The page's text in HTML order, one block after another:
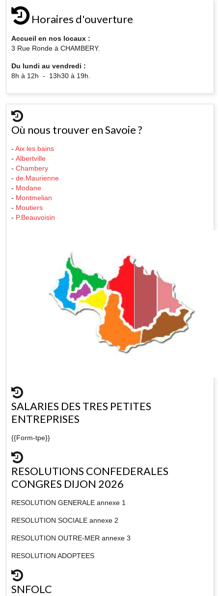
Horaires d'ouverture
Accueil en nos locaux :
3 Rue Ronde à CHAMBERY.
Du lundi au vendredi :
8h à 12h - 13h30 à 19h.
Où nous trouver en Savoie ?
- Aix les bains
- Albertville
- Chambery
- de.Maurienne
- Modane
- Montmelian
- Moutiers
- P.Beauvoisin
SALARIES DES TRES PETITES
ENTREPRISES
{{Form-tpe}}
RESOLUTIONS CONFEDERALES
CONGRES DIJON 2026
RESOLUTION GENERALE annexe 1
RESOLUTION SOCIALE annexe 2
RESOLUTION OUTRE-MER annexe 3
RESOLUTION ADOPTEES
SNFOLC